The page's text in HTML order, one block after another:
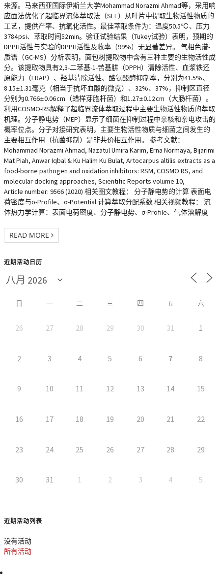
来源。马来西亚国际伊斯兰大学Mohammad Norazmi Ahmad等，采用响
应面法优化了超临界流体萃取法（SFE）从叶片中提取生物活性物质的
工艺，提供产率、抗氧化活性。最佳萃取条件为：温度50.5℃、压力
3784 psi、萃取时间52 min。验证试验结果（Tukey试验）表明，预期的
DPPH活性与实验的DPPH活性及收率（99%）无显著差异。 气相色谱-
质谱（GC-MS）分析表明，面包树提取物中含有三种主要的生物活性成
分。该提取物具有2,3-二苯基-1-苦基肼（DPPH）清除活性、血浆铁还
原能力（FRAP）、羟基清除活性、酪氨酸酶抑制率，分别为41.5%、
8.15 ± 1.31毫克（相当于抗坏血酸的微克）、32%、37%，抑制区直径
分别为0.766 ± 0.06 cm（蜡样芽胞杆菌）和1.27 ± 0.12 cm（大肠杆菌）。
利用COSMO-RS解释了超临界流体萃取过程中主要生物活性物质的萃取
机理。分子静电势（MEP）显示了细菌在抑制过程中亲核和亲电攻击的
概率位点。分子对接研究表明，主要生物活性物质与细菌之间发生的
主要相互作用（抗菌抑制）是非共价相互作用。 参考文献：
Mohammad Norazmi Ahmad, Nazatul Umira Karim, Erna Normaya, Bijarimi
Mat Piah, Anwar Iqbal & Ku Halim Ku Bulat, Artocarpus altilis extracts as a
food-borne pathogen and oxidation inhibitors: RSM, COSMO RS, and
molecular docking approaches, Scientific Reports volume 10,
Article number: 9566 (2020) 相关图文教程： 分子静电势的计算 表面电
荷密度与σ-Profile、σ-Potential 计算萃取分配系数 相关视频教程： 流
体热力学计算：表面电荷密度、分子静电势、σ-Profile、气体溶解度
READ MORE
近期活动日历
日 一 二 三 四 五 六
26 27 28 29 30 31 1
2 3 4 5 6 7 8
9 10 11 12 13 14 15
16 17 18 19 20 21 22
23 24 25 26 27 28 29
30 31 1 2 3 4 5
近期活动列表
没有活动
所有活动